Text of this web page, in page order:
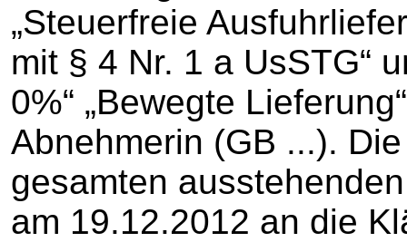
„Steuerfreie
mit § 4 Nr. 1 a UsSTG“
0%“ „Bewegte
Abnehmerin (GB ...).
gesamten
am 19.12.2012 an die